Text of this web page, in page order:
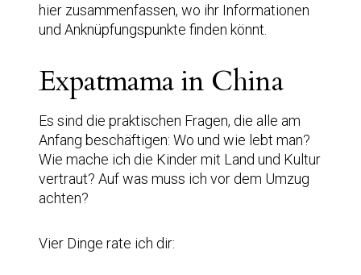
hier zusammenfassen, wo ihr Informationen
und Anknüpfungspunkte finden könnt.
Expatmama in China
Es sind die praktischen Fragen, die alle am
Anfang beschäftigen: Wo und wie lebt man?
Wie mache ich die Kinder mit Land und Kultur
vertraut? Auf was muss ich vor dem Umzug
achten?
Vier Dinge rate ich dir: